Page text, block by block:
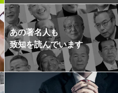
あの著名人も
致知を読んでいます